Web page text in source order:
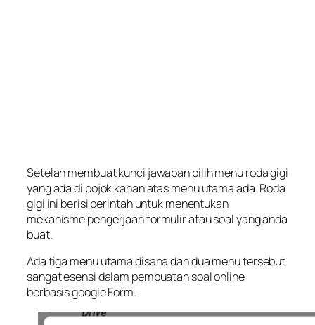
Setelah membuat kunci jawaban pilih menu roda gigi
yang ada di pojok kanan atas menu utama ada. Roda
gigi ini berisi perintah untuk menentukan
mekanisme pengerjaan formulir atau soal yang anda
buat.
Ada tiga menu utama disana dan dua menu tersebut
sangat esensi dalam pembuatan soal online
berbasis google Form.